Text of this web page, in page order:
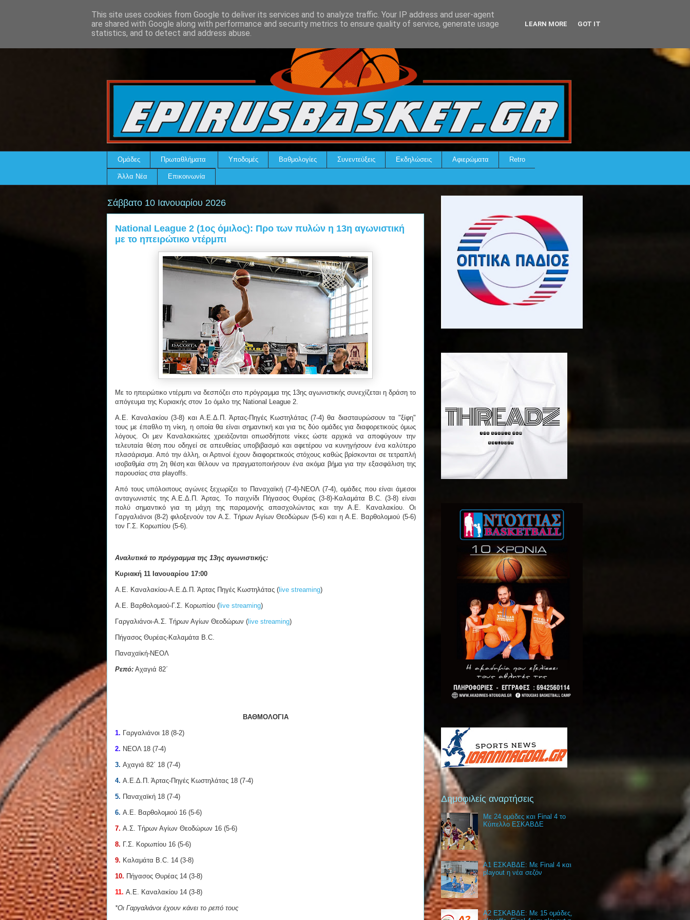
Ομάδες Πρωταθλήματα Υποδομές Βαθμολογίες Συνεντεύξεις Εκδηλώσεις Αφιερώματα Retro
Άλλα Νέα Επικοινωνία
Σάββατο 10 Ιανουαρίου 2026
National League 2 (1ος όμιλος): Προ των πυλών η 13η αγωνιστική
με το ηπειρώτικο ντέρμπι
Με το ηπειρώτικο ντέρμπι να δεσπόζει στο πρόγραμμα της 13ης αγωνιστικής συνεχίζεται η δράση το
απόγευμα της Κυριακής στον 1ο όμιλο της National League 2.
Α.Ε. Καναλακίου (3-8) και Α.Ε.Δ.Π. Άρτας-Πηγές Κωστηλάτας (7-4) θα διασταυρώσουν τα "ξίφη"
τους με έπαθλο τη νίκη, η οποία θα είναι σημαντική και για τις δύο ομάδες για διαφορετικούς όμως
λόγους. Οι μεν Καναλακιώτες χρειάζονται οπωσδήποτε νίκες ώστε αρχικά να αποφύγουν την
τελευταία θέση που οδηγεί σε απευθείας υποβιβασμό και αφετέρου να κυνηγήσουν ένα καλύτερο
πλασάρισμα. Από την άλλη, οι Αρτινοί έχουν διαφορετικούς στόχους καθώς βρίσκονται σε τετραπλή
ισοβαθμία στη 2η θέση και θέλουν να πραγματοποιήσουν ένα ακόμα βήμα για την εξασφάλιση της
παρουσίας στα playoffs.
Από τους υπόλοιπους αγώνες ξεχωρίζει το Παναχαϊκή (7-4)-ΝΕΟΛ (7-4), ομάδες που είναι άμεσοι
ανταγωνιστές της Α.Ε.Δ.Π. Άρτας. Το παιχνίδι Πήγασος Θυρέας (3-8)-Καλαμάτα B.C. (3-8) είναι
πολύ σημαντικό για τη μάχη της παραμονής απασχολώντας και την Α.Ε. Καναλακίου. Οι
Γαργαλιάνοι (8-2) φιλοξενούν τον Α.Σ. Τήρων Αγίων Θεοδώρων (5-6) και η Α.Ε. Βαρθολομιού (5-6)
τον Γ.Σ. Κορωπίου (5-6).
Αναλυτικά το πρόγραμμα της 13ης αγωνιστικής:
Κυριακή 11 Ιανουαρίου 17:00
Α.Ε. Καναλακίου-Α.Ε.Δ.Π. Άρτας Πηγές Κωστηλάτας ( live streaming)
Α.Ε. Βαρθολομιού-Γ.Σ. Κορωπίου ( live streaming)
Γαργαλιάνοι-Α.Σ. Τήρων Αγίων Θεοδώρων ( live streaming)
Πήγασος Θυρέας-Καλαμάτα B.C.
Παναχαϊκή-ΝΕΟΛ
Ρεπό: Αχαγιά 82΄
ΒΑΘΜΟΛΟΓΙΑ
1. Γαργαλιάνοι 18 (8-2)
2. ΝΕΟΛ 18 (7-4)
3. Αχαγιά 82΄ 18 (7-4)
4. Α.Ε.Δ.Π. Άρτας-Πηγές Κωστηλάτας 18 (7-4)
5. Παναχαϊκή 18 (7-4)
6. Α.Ε. Βαρθολομιού 16 (5-6)
7. Α.Σ. Τήρων Αγίων Θεοδώρων 16 (5-6)
8. Γ.Σ. Κορωπίου 16 (5-6)
9. Καλαμάτα B.C. 14 (3-8)
10. Πήγασος Θυρέας 14 (3-8)
11. Α.Ε. Καναλακίου 14 (3-8)
*Οι Γαργαλιάνοι έχουν κάνει το ρεπό τους
Δημοφιλείς αναρτήσεις
Με 24 ομάδες και Final 4 το
Κύπελλο ΕΣΚΑΒΔΕ
Α1 ΕΣΚΑΒΔΕ: Με Final 4 και
playout η νέα σεζόν
Α2 ΕΣΚΑΒΔΕ: Με 15 ομάδες,
This site uses cookies from Google to deliver its services and to analyze traffic. Your IP address and user-agent
are shared with Google along with performance and security metrics to ensure quality of service, generate usage
statistics, and to detect and address abuse.
LEARN MORE GOT IT